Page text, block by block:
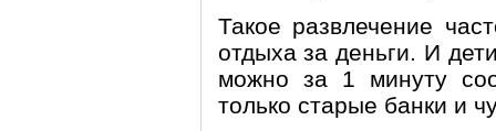
Такое развлечение
отдыха за деньги. И
можно за 1 минуту
только старые банки и